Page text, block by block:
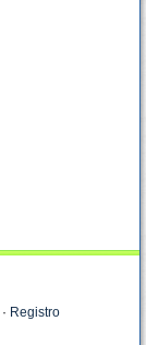
· Registro